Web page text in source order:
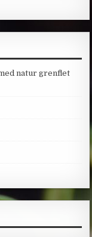
natur grenflet